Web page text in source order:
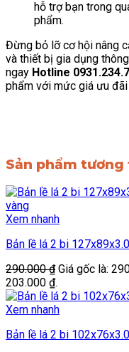
hỗ trợ bạn trong
phẩm.
Đừng bỏ lỡ cơ hội nâng
và thiết bị gia dụng
ngay Hotline
phẩm với mức giá ưu
Sản phẩm tương
Xem nhanh
Bản lề lá 2 bi
290.000₫ Giá gốc là:
203.000 ₫.
Xem nhanh
Bản lề lá 2 bi